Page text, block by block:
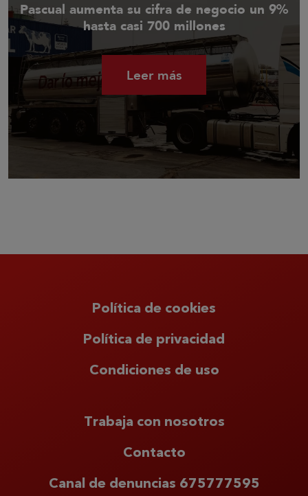
Pascual aumenta su cifra de negocio un 9%
hasta casi 700 millones
Leer más
Política de cookies
Política de privacidad
Condiciones de uso
Trabaja con nosotros
Contacto
Canal de denuncias 675777595